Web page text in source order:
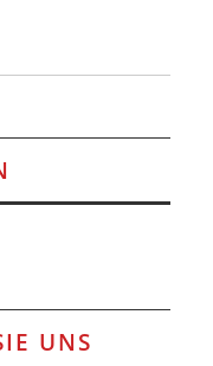
UNS